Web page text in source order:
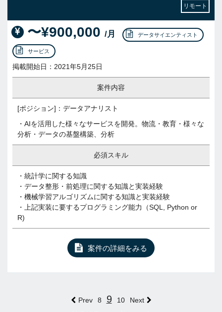
リモート
〜¥900,000 /月 データサイエンティスト
サービス
掲載開始日：2021年5月25日
案件内容
[ポジション]：データアナリスト
・AIを活用した様々なサービスを開発。物流・教育・様々な
分析・データの基盤構築、分析
必須スキル
・統計学に関する知識
・データ整形・前処理に関する知識と実装経験
・機械学習アルゴリズムに関する知識と実装経験
・上記実装に要するプログラミング能力（SQL, Python or
R)
案件の詳細をみる
Prev 8 9 10 Next